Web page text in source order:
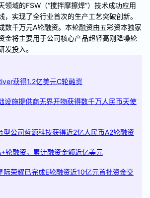
领域的FSW（“搅拌摩擦焊”）技术成功应用
，实现了全行业首次的生产工艺突破创新。
数千万元A轮融资。本轮融资由五彩资本独家
金将主要用于公司核心产品超轻高刚降噪轮
发投入。
获得1.2亿美元C轮融资
设施提供商无界开物获得数千万人民币天使
型公司哲源科技获得近2亿人民币A2轮融资
轮融资，累计融资金额近亿美元
际荣耀已完成E轮融资近10亿元首批资金交